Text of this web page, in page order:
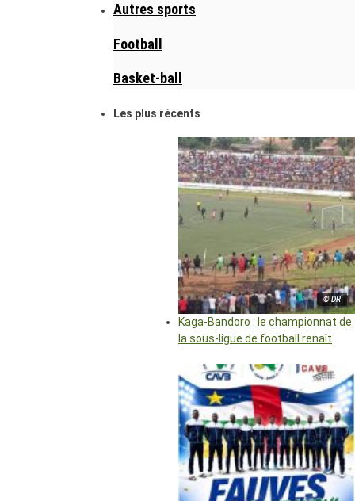
Autres sports
Football
Basket-ball
Les plus récents
© DR
Kaga-Bandoro : le championnat de
la sous-ligue de football renaît